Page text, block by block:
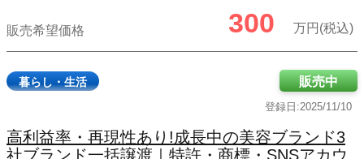
販売希望価格 300 万円(税込)
暮らし・生活
登録日:2025/11/10
販売中
高利益率・再現性あり!成長中の美容ブランド3
社ブランド一括譲渡｜特許・商標・SNSアカウ